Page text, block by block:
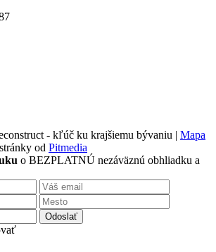
- kľúč ku krajšiemu bývaniu | Mapa
od Pitmedia
o BEZPLATNÚ nezáväznú obhliadku a
Odoslať